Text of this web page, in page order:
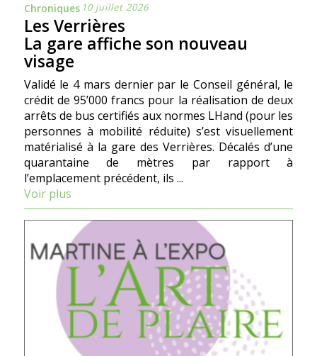
Chroniques 10 juillet 2026
Les Verrières
La gare affiche son nouveau
visage
Validé le 4 mars dernier par le Conseil général, le
crédit de 95’000 francs pour la réalisation de deux
arrêts de bus certifiés aux normes LHand (pour les
personnes à mobilité réduite) s’est visuellement
matérialisé à la gare des Verrières. Décalés d’une
quarantaine de mètres par rapport à
l’emplacement précédent, ils ...
Voir plus